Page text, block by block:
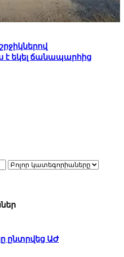
է եկել ճանապարհից
ընտրվեց ԱԺ